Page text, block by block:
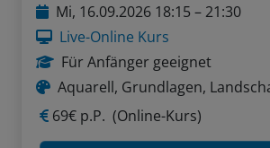
Mi, 16.09.2026 18:15 – 21:30
Live-Online Kurs
Für Anfänger geeignet
Aquarell, Grundlagen,
69€ p.P. (Online-Kurs)